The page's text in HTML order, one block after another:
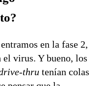
en la fase 2,
virus. Y bueno, los
thru tenían colas